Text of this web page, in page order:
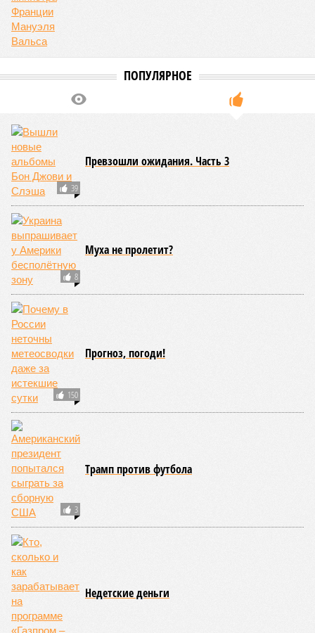
время давно измеряется не календарём, а очередными
переносами ожиданий. И пока на профильных порталах
продолжают указывать даты сдачи, главным индикатором
вопрос: не превращаются ли сроки ввода в декларацию,
которая все больше расходится с реальным положением
ответа дольщики ЖК «Станция Л».
Опубликовано:
Отредактировано:
Украинскому
кандидату в
конгресс США
запретили
приходить на пляж
после драки
рассорить Москву и
10:12
США разрешили Турции передать Украине ракеты
ATACMS и кассетные боеприпасы
10:11
В Японии впервые за последние годы открыто
назвали США причастными к ядерным
бомбардировкам
10:08
радиостанции для передачи шифровок агентам
09:59
Детство без ИИ назвали привилегией элиты
В Германии пенсионной политикой недовольны 80%
граждан
Новости smi2.ru